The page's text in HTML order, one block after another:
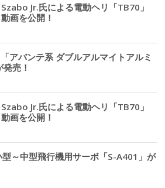
Jr.氏による電動ヘリ「TB70」
画を公開！
アバンテ系 ダブルアルマイトアルミ
売！
Jr.氏による電動ヘリ「TB70」
画を公開！
～中型飛行機用サーボ「S-A401」が